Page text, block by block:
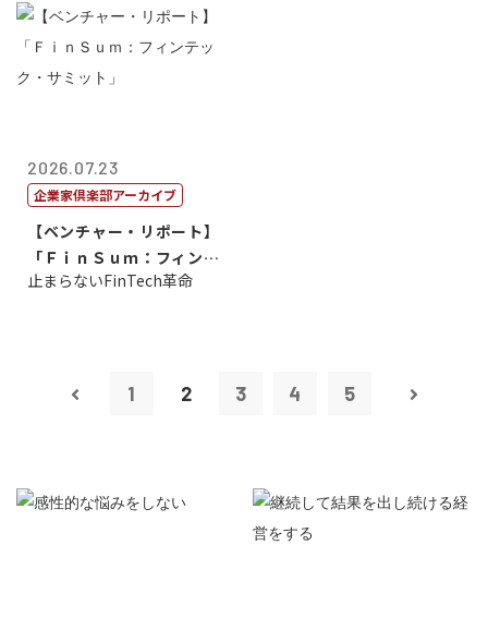
2026.07.23
企業家倶楽部アーカイブ
【ベンチャー・リポート】
「ＦｉｎＳｕｍ：フィンテ
ック・サミッ...
止まらないFinTech革命
1 2 3 4 5